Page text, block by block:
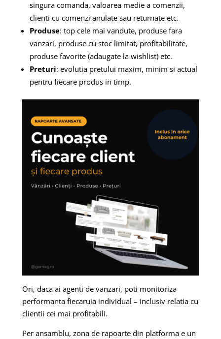
singura comanda, valoarea medie a comenzii,
clienti cu comenzi anulate sau returnate etc.
Produse: top cele mai vandute, produse fara
vanzari, produse cu stoc limitat, profitabilitate,
produse favorite (adaugate la wishlist) etc.
Preturi: evolutia pretului maxim, minim si actual
pentru fiecare produs in timp.
Ori, daca ai agenti de vanzari, poti monitoriza
performanta fiecaruia individual – inclusiv relatia cu
clientii cei mai profitabili.
Per ansamblu, zona de rapoarte din platforma e un